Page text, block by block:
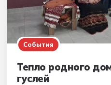
События
Тепло родного
гуслей